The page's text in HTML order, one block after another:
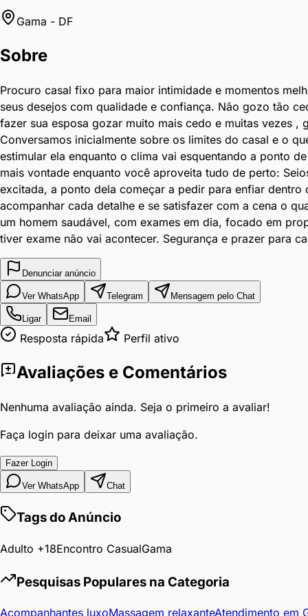
felicidade
ao
enquanto
chegar
na
hora
de
gozar
posso
fazer
sua
esposa
gozar
muito
mais
cedo
e
muitas
vezes
garanto
sua
vai
ter
orgasmos
intensos
e
frequentes
você
tudo
Gama - DF
Sobre
Procuro casal fixo para maior intimidade e momentos
seus desejos com qualidade e confiança. Não gozo tão
fazer sua esposa gozar muito mais cedo e muitas vezes
Conversamos inicialmente sobre os limites do casal e o
estimular ela enquanto o clima vai esquentando a ponto
mais vontade enquanto você aproveita tudo de perto:
excitada, a ponto dela começar a pedir para enfiar
acompanhar cada detalhe e se satisfazer com a cena o
um homem saudável, com exames em dia, focado em
tiver exame não vai acontecer. Segurança e prazer para
Denunciar anúncio
Ver WhatsApp Telegram Mensagem pelo Chat
Ligar Email
Resposta rápida Perfil ativo
Avaliações e Comentários
Nenhuma avaliação ainda. Seja o primeiro a avaliar!
Faça login para deixar uma avaliação.
Fazer Login
Ver WhatsApp Chat
Tags do Anúncio
Adulto +18Encontro CasualGama
Pesquisas Populares na Categoria
Acompanhantes luxoMassagem relaxanteAtendimento em